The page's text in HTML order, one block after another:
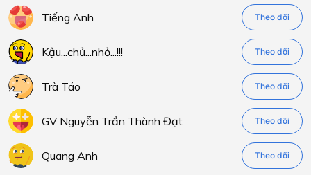
Tiếng Anh Theo dõi
Kậu...chủ...nhỏ...!!! Theo dõi
Trà Táo Theo dõi
GV Nguyễn Trần Thành Đạt Theo dõi
Quang Anh Theo dõi